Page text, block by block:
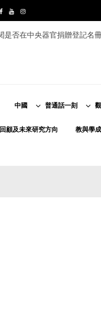
最高氣溫約33度，新界再
和緩西北風。
中國 普通話一刻
顧及未來研究方向 教與學